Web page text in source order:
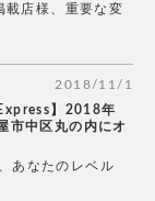
店様、重要な変
2018/11/1
】2018年
市中区丸の内にオ
あなたのレベル